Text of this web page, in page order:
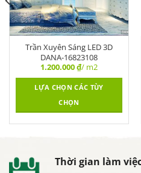
Trần Xuyên Sáng LED 3D
DANA-16823108
1.200.000₫/ m2
LỰA CHỌN CÁC TÙY
CHỌN
Thời gian làm